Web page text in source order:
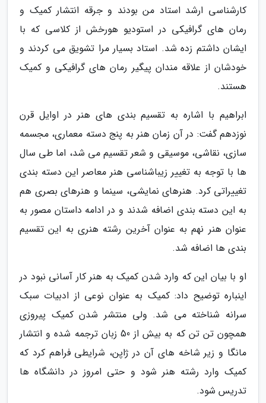
کارشناسی ارشد استاد من بودند و جرقه انتشار کمیک و
رمان های گرافیکی در استودیو هورخش از کلاسی که با
ایشان داشتم زده شد. استاد بسیار مرا تشویق می کردند و
خودشان از علاقه مندان پیگیر رمان های گرافیکی و کمیک
هستند.
ابراهیم با اشاره به تقسیم بندی های هنر در اوایل قرن
نوزدهم گفت: در آن زمان هنر به پنج دسته معماری، مجسمه
سازی، نقاشی، موسیقی و شعر تقسیم می شد، اما طی سال
ها با توجه به تغییر زیباشناسی هنر معاصر این دسته بندی
تغییراتی کرد. هنرهای نمایشی، سینما و هنرهای بصری هم
به این دسته بندی اضافه شدند و در ادامه داستان مصور به
عنوان هنر نهم به عنوان آخرین رشته هنری به این تقسیم
بندی ها اضافه شد.
او با بیان این که وارد شدن کمیک به هنر کار آسانی نبود در
اینباره توضیح داد: کمیک به عنوان نوعی از ادبیات سبک
سرانه شناخته می شد. ولی منتشر شدن کمیک پیروزی
همچون تن تن که به بیش از 50 زبان ترجمه شده و انتشار
مانگا و زیر شاخه های آن در ژاپن، شرایطی فراهم کرد که
کمیک وارد رشته هنر شود و حتی امروز در دانشگاه ها
تدریس شود.